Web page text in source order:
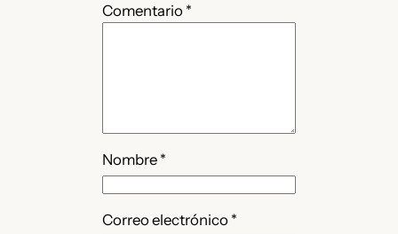
Comentario *
Nombre *
Correo electrónico *